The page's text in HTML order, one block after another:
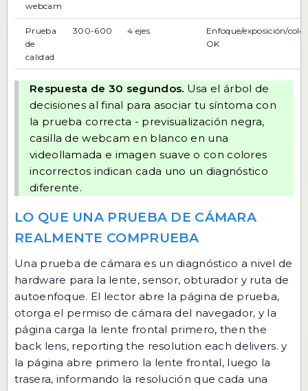
webcam
Prueba
de
calidad
300-600 4 ejes
Enfoque/exposición/
OK
Respuesta de 30 segundos. Usa el árbol de
decisiones al final para asociar tu síntoma con
la prueba correcta - previsualización negra,
casilla de webcam en blanco en una
videollamada e imagen suave o con colores
incorrectos indican cada uno un diagnóstico
diferente.
LO QUE UNA PRUEBA DE CÁMARA
REALMENTE COMPRUEBA
Una prueba de cámara es un diagnóstico a nivel de
hardware para la lente, sensor, obturador y ruta de
autoenfoque. El lector abre la página de prueba,
otorga el permiso de cámara del navegador, y la
página carga la lente frontal primero, then the
back lens, reporting the resolution each delivers. y
la página abre primero la lente frontal, luego la
trasera, informando la resolución que cada una